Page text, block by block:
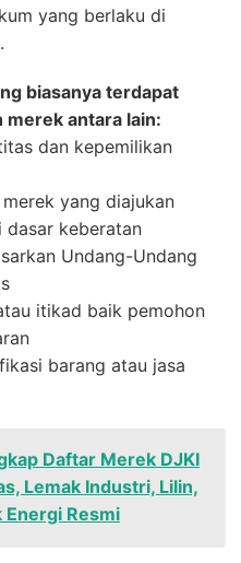
yang berlaku di
biasanya terdapat
merek antara lain:
dan kepemilikan
yang diajukan
dasar keberatan
Undang-Undang
itikad baik pemohon
barang atau jasa
Daftar Merek DJKI
Lemak Industri, Lilin,
Energi Resmi